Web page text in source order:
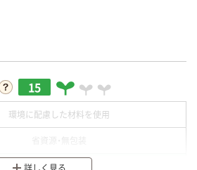
15
環境に配慮した材料を使用